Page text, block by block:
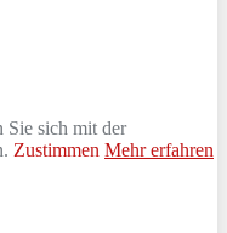
Sie sich mit der
Zustimmen Mehr erfahren